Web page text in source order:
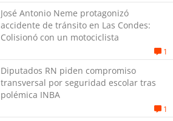
José Antonio Neme protagonizó
accidente de tránsito en Las Condes:
Colisionó con un motociclista
1
Diputados RN piden compromiso
transversal por seguridad escolar tras
polémica INBA
1